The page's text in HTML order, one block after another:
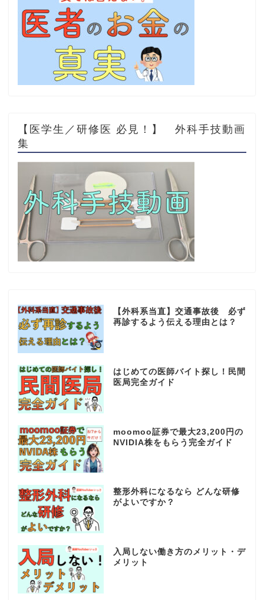
【医学生／研修医 必見！】 外科手技動画
集
【外科系当直】交通事故後 必ず
再診するよう伝える理由とは？
はじめての医師バイト探し！民間
医局完全ガイド
moomoo証券で最大23,200円の
NVIDIA株をもらう完全ガイド
整形外科になるなら どんな研修
がよいですか？
入局しない働き方のメリット・デ
メリット